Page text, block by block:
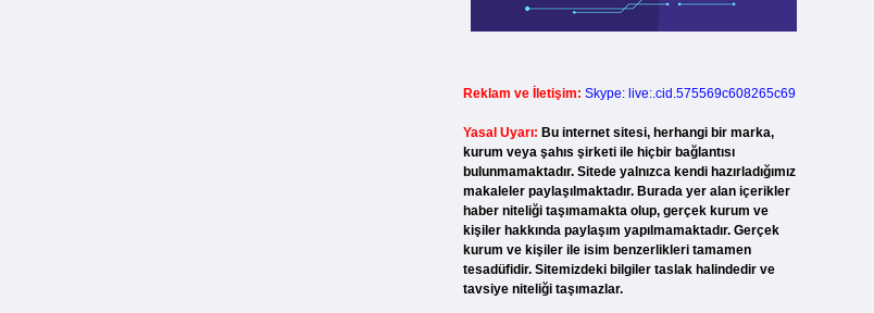
Reklam ve İletişim: Skype: live:.cid.575569c608265c69
Yasal Uyarı: Bu internet sitesi, herhangi bir marka,
kurum veya şahıs şirketi ile hiçbir bağlantısı
bulunmamaktadır. Sitede yalnızca kendi hazırladığımız
makaleler paylaşılmaktadır. Burada yer alan içerikler
haber niteliği taşımamakta olup, gerçek kurum ve
kişiler hakkında paylaşım yapılmamaktadır. Gerçek
kurum ve kişiler ile isim benzerlikleri tamamen
tesadüfidir. Sitemizdeki bilgiler taslak halindedir ve
tavsiye niteliği taşımazlar.